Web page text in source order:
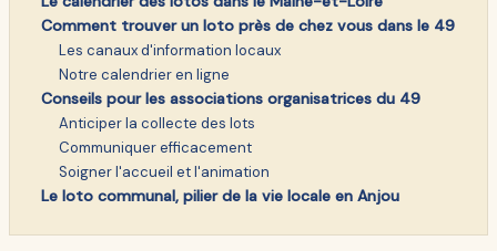
Comment trouver un loto près de chez vous dans le 49
Les canaux d'information locaux
Notre calendrier en ligne
Conseils pour les associations organisatrices du 49
Anticiper la collecte des lots
Communiquer efficacement
Soigner l'accueil et l'animation
Le loto communal, pilier de la vie locale en Anjou